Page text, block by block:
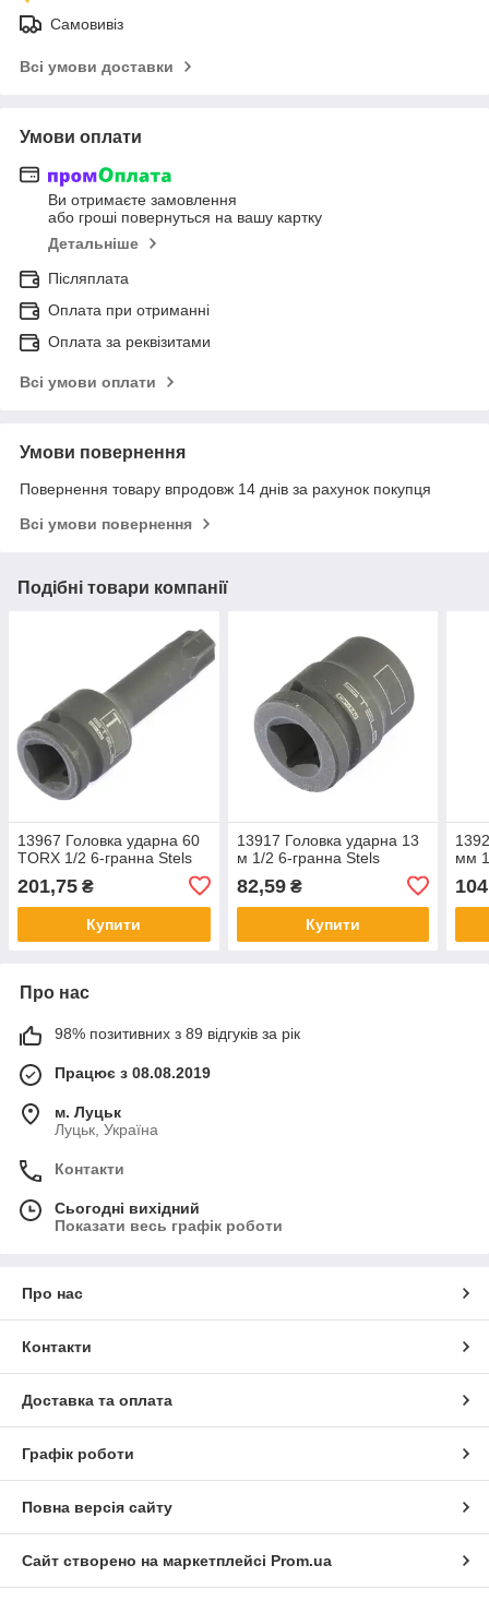
Самовивіз
Всі умови доставки
Умови оплати
Ви отримаєте замовлення
або гроші повернуться на вашу картку
Детальніше
Післяплата
Оплата при отриманні
Оплата за реквізитами
Всі умови оплати
Умови повернення
Повернення товару впродовж 14 днів за рахунок покупця
Всі умови повернення
Подібні товари компанії
13967 Головка ударна 60
TORX 1/2 6-гранна Stels
201,75 ₴
Купити
13917 Головка ударна 13
м 1/2 6-гранна Stels
82,59₴
Купити
мм
Про нас
98% позитивних з 89 відгуків за рік
Працює з 08.08.2019
м. Луцьк
Луцьк, Україна
Контакти
Сьогодні вихідний
Показати весь графік роботи
Про нас
Контакти
Доставка та оплата
Графік роботи
Повна версія сайту
Сайт створено на маркетплейсі Prom.ua